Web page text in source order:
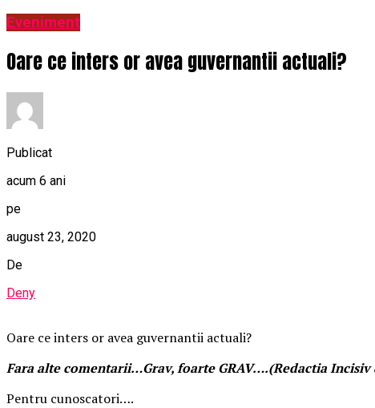
Eveniment
Oare ce inters or avea guvernantii actuali?
Publicat
acum 6 ani
pe
august 23, 2020
De
Deny
Oare ce inters or avea guvernantii actuali?
Fara alte comentarii…Grav, foarte GRAV….(Redactia Incisiv
Pentru cunoscatori….